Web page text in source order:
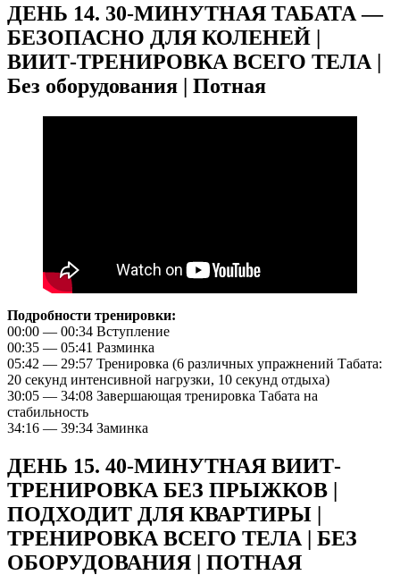
ДЕНЬ 14. 30-МИНУТНАЯ ТАБАТА —
БЕЗОПАСНО ДЛЯ КОЛЕНЕЙ |
ВИИТ-ТРЕНИРОВКА ВСЕГО ТЕЛА |
Без оборудования | Потная
Подробности тренировки:
00:00 — 00:34 Вступление
00:35 — 05:41 Разминка
05:42 — 29:57 Тренировка (6 различных упражнений Табата:
20 секунд интенсивной нагрузки, 10 секунд отдыха)
30:05 — 34:08 Завершающая тренировка Табата на
стабильность
34:16 — 39:34 Заминка
ДЕНЬ 15. 40-МИНУТНАЯ ВИИТ-
ТРЕНИРОВКА БЕЗ ПРЫЖКОВ |
ПОДХОДИТ ДЛЯ КВАРТИРЫ |
ТРЕНИРОВКА ВСЕГО ТЕЛА | БЕЗ
ОБОРУДОВАНИЯ | ПОТНАЯ